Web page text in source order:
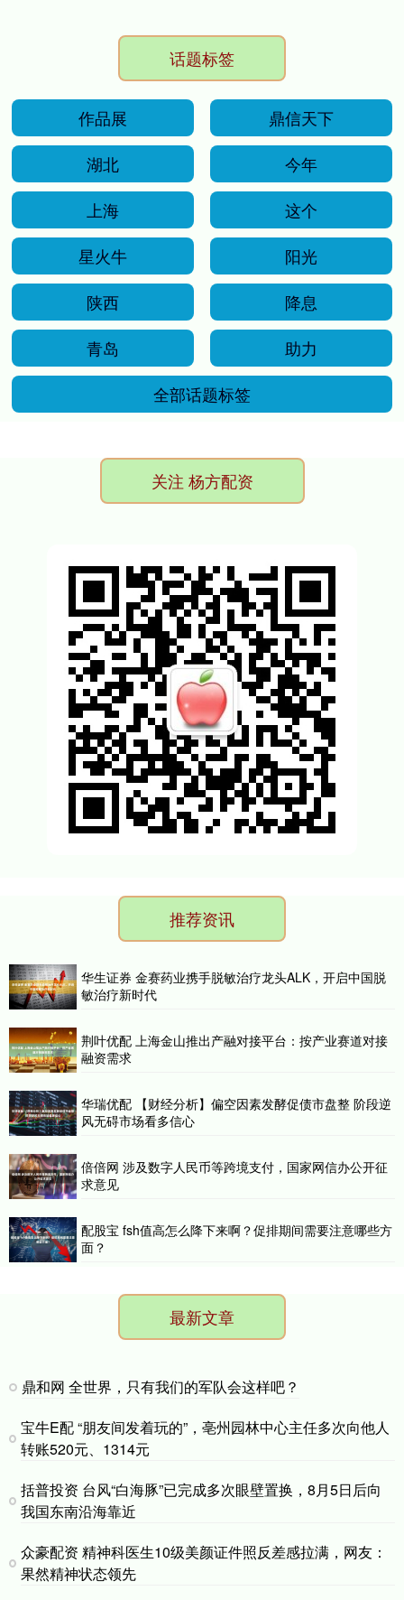
话题标签
作品展
鼎信天下
湖北
今年
上海
这个
星火牛
阳光
陕西
降息
青岛
助力
全部话题标签
关注 杨方配资
推荐资讯
华生证券 金赛药业携手脱敏治疗龙头ALK，开启中国脱
敏治疗新时代
荆叶优配 上海金山推出产融对接平台：按产业赛道对接
融资需求
华瑞优配 【财经分析】偏空因素发酵促债市盘整 阶段逆
风无碍市场看多信心
倍倍网 涉及数字人民币等跨境支付，国家网信办公开征
求意见
配股宝 fsh值高怎么降下来啊？促排期间需要注意哪些方
面？
最新文章
鼎和网 全世界，只有我们的军队会这样吧？
宝牛E配 “朋友间发着玩的”，亳州园林中心主任多次向他人
转账520元、1314元
括普投资 台风“白海豚”已完成多次眼壁置换，8月5日后向
我国东南沿海靠近
众豪配资 精神科医生10级美颜证件照反差感拉满，网友：
果然精神状态领先